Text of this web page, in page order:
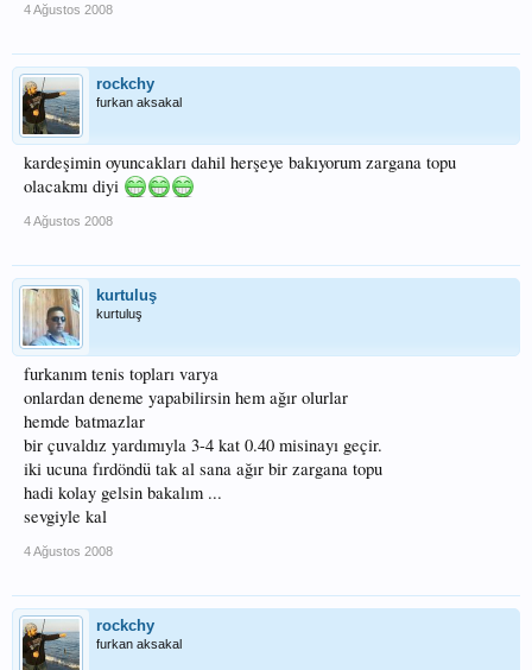
4 Ağustos 2008
rockchy
furkan aksakal
kardeşimin oyuncakları dahil herşeye bakıyorum zargana topu
olacakmı diyi
4 Ağustos 2008
kurtuluş
kurtuluş
furkanım tenis topları varya
onlardan deneme yapabilirsin hem ağır olurlar
hemde batmazlar
bir çuvaldız yardımıyla 3-4 kat 0.40 misinayı geçir.
iki ucuna fırdöndü tak al sana ağır bir zargana topu
hadi kolay gelsin bakalım ...
sevgiyle kal
4 Ağustos 2008
rockchy
furkan aksakal